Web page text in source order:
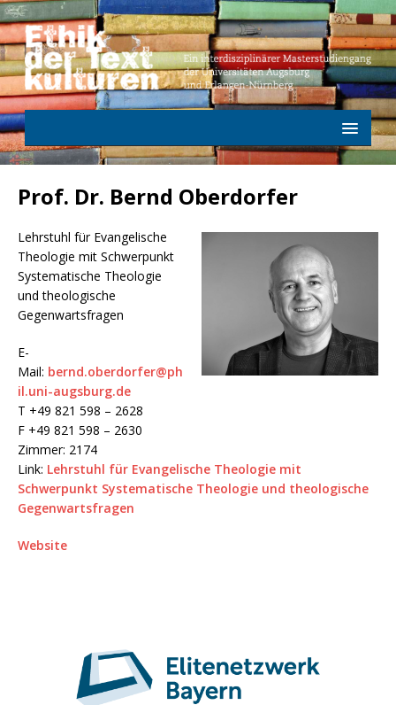
Prof. Dr. Bernd Oberdorfer
Lehrstuhl für Evangelische
Theologie mit Schwerpunkt
Systematische Theologie
und theologische
Gegenwartsfragen
E-
Mail: bernd.oberdorfer@ph
il.uni-augsburg.de
T +49 821 598 – 2628
F +49 821 598 – 2630
Zimmer: 2174
Link: Lehrstuhl für Evangelische Theologie mit
Schwerpunkt Systematische Theologie und theologische
Gegenwartsfragen
Website